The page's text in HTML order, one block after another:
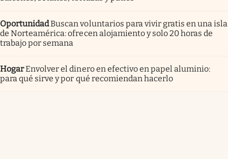
OportunidadBuscan voluntarios para vivir gratis en una isla
de Norteamérica: ofrecen alojamiento y solo 20 horas de
trabajo por semana
HogarEnvolver el dinero en efectivo en papel aluminio:
para qué sirve y por qué recomiendan hacerlo